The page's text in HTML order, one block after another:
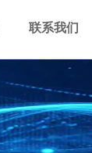
联系我们